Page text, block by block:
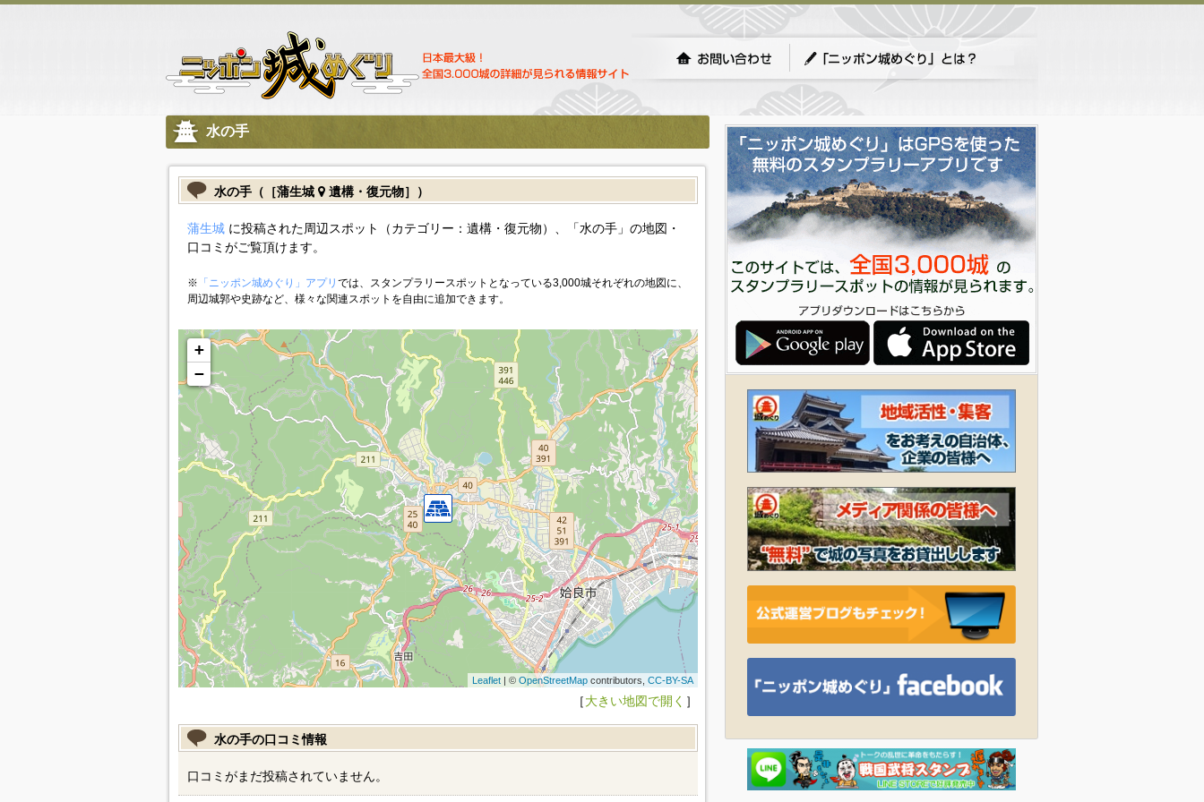
水の手
水の手（［蒲生城 遺構・復元物］）
蒲生城に投稿された周辺スポット（カテゴリー：遺構・復元物）、「水の手」の地図・
口コミがご覧頂けます。
※ 「ニッポン城めぐり」アプリ では、スタンプラリースポットとなっている3,000城それぞれの地図に、
周辺城郭や史跡など、様々な関連スポットを自由に追加できます。
+
−
Leaflet| © OpenStreetMapcontributors, CC-BY-SA
［大きい地図で開く ］
水の手の口コミ情報
口コミがまだ投稿されていません。